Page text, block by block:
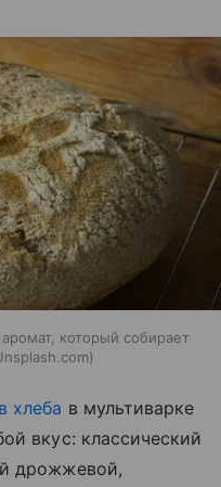
который собирает
хлеба в мультиварке
вкус: классический
дрожжевой,